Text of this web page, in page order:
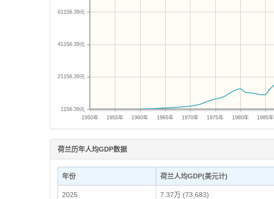
1950年 1955年 1960年 1965年 1970年 1975年 1980年 1985年
1156.39元
21156.39元
41156.39元
61156.39元
荷兰历年人均GDP数据
年份 荷兰人均GDP(美元计)
2025 7.37万 (73,683)